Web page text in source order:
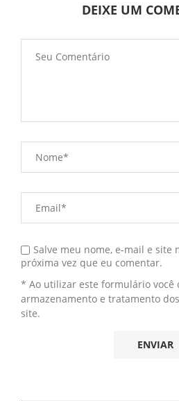
DEIXE UM
Salve meu nome, e-mail e site
próxima vez que eu comentar.
* Ao utilizar este formulário você
armazenamento e tratamento
site.